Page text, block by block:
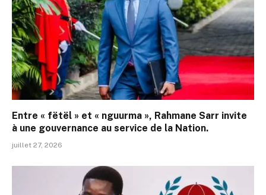
Entre « fëtël » et « nguurma », Rahmane Sarr invite
à une gouvernance au service de la Nation.
juillet 27, 2026